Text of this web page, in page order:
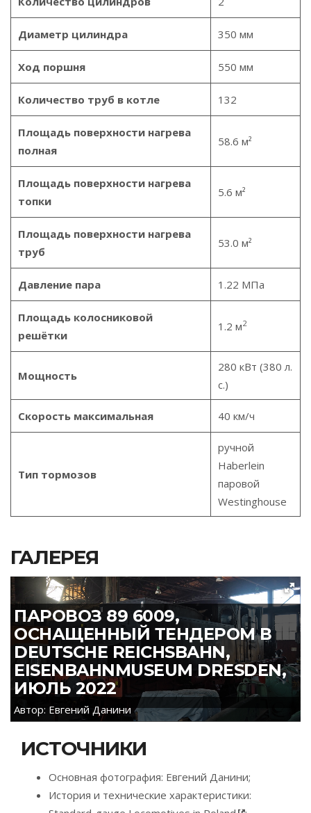
Диаметр цилиндра 350 мм
Ход поршня 550 мм
Количество труб в котле 132
Площадь поверхности нагрева
полная
58.6 м²
Площадь поверхности нагрева
топки
5.6 м²
Площадь поверхности нагрева
труб
53.0 м²
Давление пара 1.22 МПа
Площадь колосниковой
решётки
1.2 м2
Мощность
280 кВт (380 л.
с.)
Скорость максимальная 40 км/ч
Тип тормозов
ручной
Haberlein
паровой
Westinghouse
ГАЛЕРЕЯ
ПАРОВОЗ 89 6009,
ОСНАЩЕННЫЙ ТЕНДЕРОМ В
DEUTSCHE REICHSBAHN,
EISENBAHNMUSEUM DRESDEN,
ИЮЛЬ 2022
Автор: Евгений Данини
ИСТОЧНИКИ
Основная фотография: Евгений Данини;
История и технические характеристики: